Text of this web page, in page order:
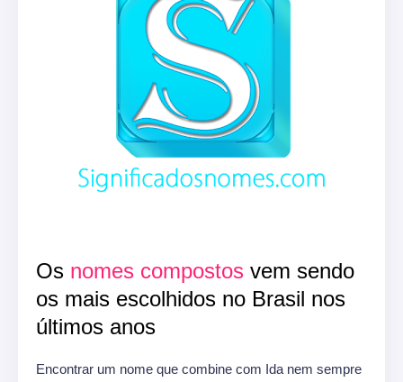
Os nomes compostos vem sendo
os mais escolhidos no Brasil nos
últimos anos
Encontrar um nome que combine com Ida nem sempre